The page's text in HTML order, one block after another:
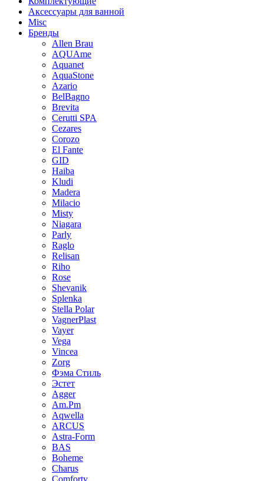
Аксессуары для ванной
Misc
Бренды
Allen Brau
AQUAme
Aquanet
AquaStone
Azario
BelBagno
Brevita
Cerutti SPA
Cezares
Corozo
El Fante
GID
Haiba
Kludi
Madera
Milacio
Misty
Niagara
Parly
Raglo
Relisan
Riho
Rose
Shevanik
Splenka
Stella Polar
VagnerPlast
Vayer
Vega
Vincea
Zorg
Фэма Стиль
Эстет
Agger
Am.Pm
Aqwella
ARCUS
Astra-Form
BAS
Boheme
Charus
Comforty